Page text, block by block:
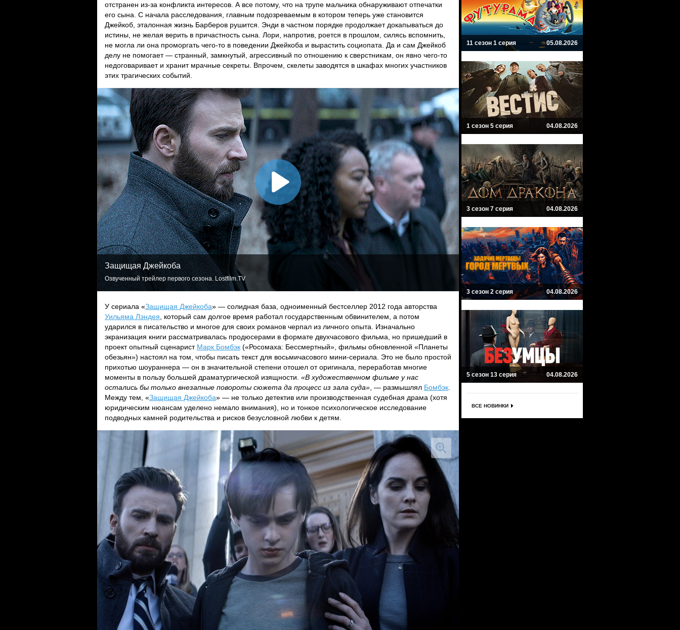
отстранен из-за конфликта интересов. А все потому, что на трупе мальчика обнаруживают отпечатки
его сына. С начала расследования, главным подозреваемым в котором теперь уже становится
Джейкоб, эталонная жизнь Барберов рушится. Энди в частном порядке продолжает докапываться до
истины, не желая верить в причастность сына. Лори, напротив, роется в прошлом, силясь вспомнить,
не могла ли она проморгать чего-то в поведении Джейкоба и вырастить социопата. Да и сам Джейкоб
делу не помогает — странный, замкнутый, агрессивный по отношению к сверстникам, он явно чего-то
недоговаривает и хранит мрачные секреты. Впрочем, скелеты заводятся в шкафах многих участников
этих трагических событий.
Защищая Джейкоба
Озвученный трейлер первого сезона. Lostfilm.TV
У сериала «Защищая Джейкоба» — солидная база, одноименный бестселлер 2012 года авторства
Уильяма Лэндея , который сам долгое время работал государственным обвинителем, а потом
ударился в писательство и многое для своих романов черпал из личного опыта. Изначально
экранизация книги рассматривалась продюсерами в формате двухчасового фильма, но пришедший в
проект опытный сценарист Марк Бомбэк («Росомаха: Бессмертный», фильмы обновленной «Планеты
обезьян») настоял на том, чтобы писать текст для восьмичасового мини-сериала. Это не было простой
прихотью шоураннера — он в значительной степени отошел от оригинала, переработав многие
моменты в пользу большей драматургической изящности. «В художественном фильме у нас
остались бы только внезапные повороты сюжета да процесс из зала суда» , — размышлял Бомбэк
Между тем, «Защищая Джейкоба» — не только детектив или производственная судебная драма (хотя
юридическим нюансам уделено немало внимания), но и тонкое психологическое исследование
подводных камней родительства и рисков безусловной любви к детям.
11 сезон 1 серия 05.08.2026
1 сезон 5 серия 04.08.2026
3 сезон 7 серия 04.08.2026
3 сезон 2 серия 04.08.2026
5 сезон 13 серия 04.08.2026
ВСЕ НОВИНКИ